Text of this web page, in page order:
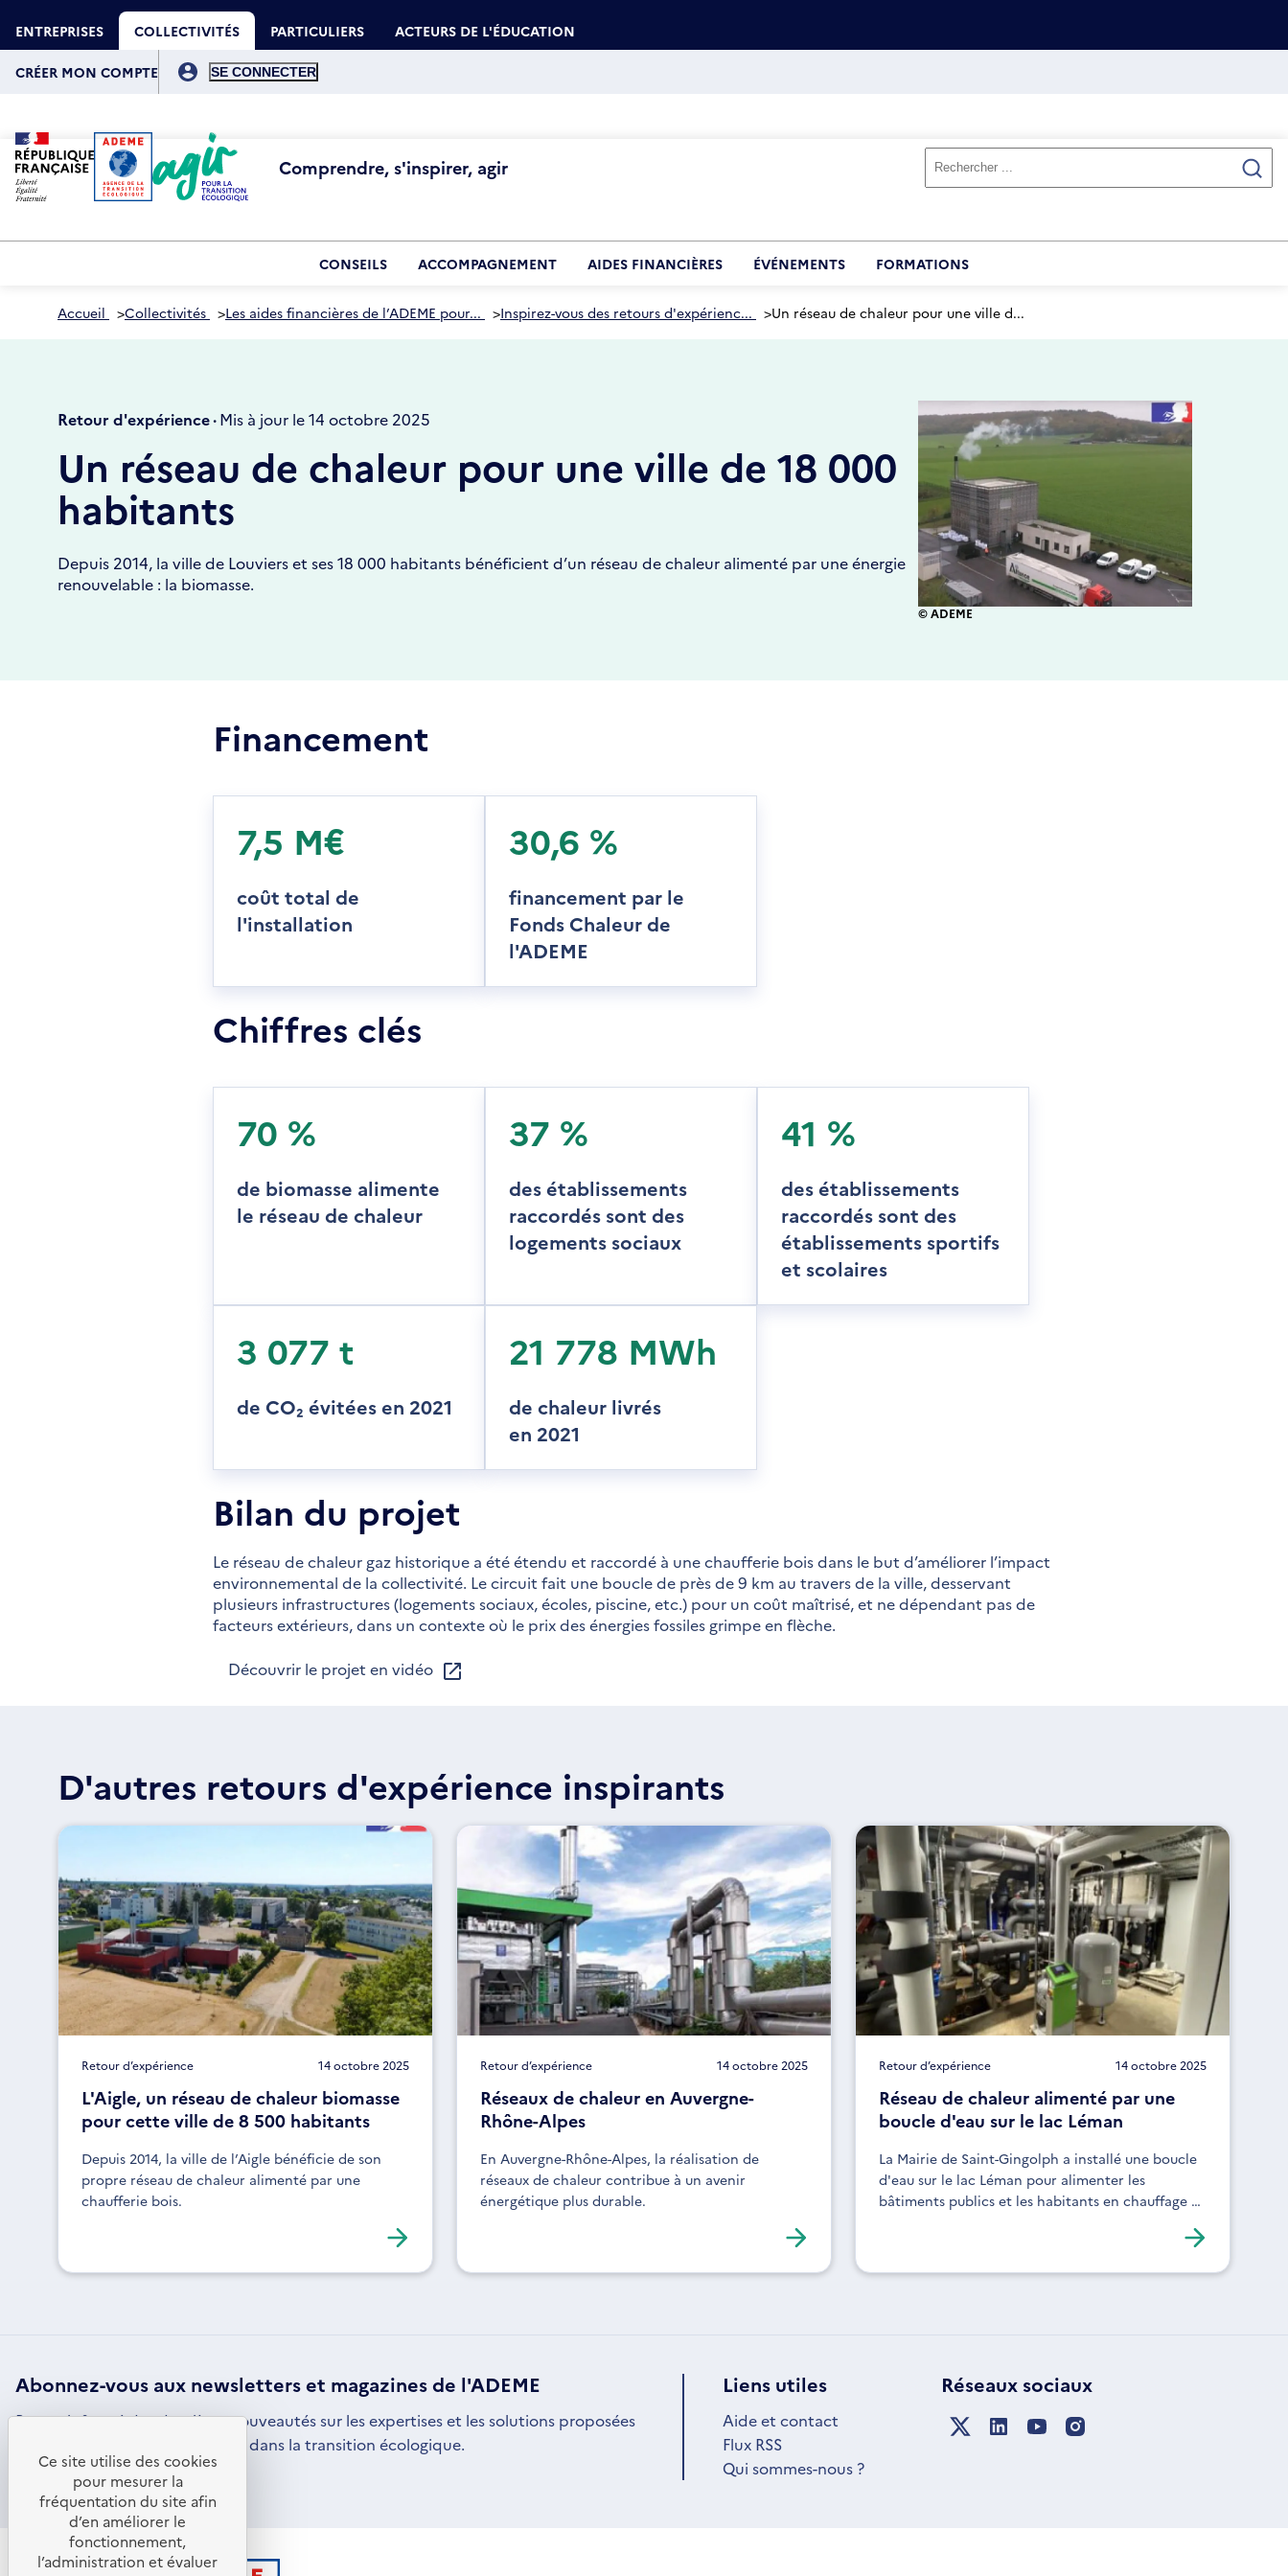
au
contenu
principal
ENTREPRISES COLLECTIVITÉS PARTICULIERS ACTEURS DE L'ÉDUCATION
compte
CRÉER MON COMPTE
Comprendre, s'inspirer, agir
CONSEILS ACCOMPAGNEMENT AIDES FINANCIÈRES ÉVÉNEMENTS FORMATIONS
Accueil >Collectivités >Les aides financières de l’ADEME pour... >Inspirez-vous des retours d'expérienc... >Un réseau de chaleur pour une ville d...
Retour d'expérience ·Mis à jour le 14 octobre 2025
Un réseau de chaleur pour une ville de 18 000
habitants
Depuis 2014, la ville de Louviers et ses 18 000 habitants bénéficient d’un réseau de chaleur alimenté par une énergie
renouvelable : la biomasse.
© ADEME
Financement
7,5 M€
coût total de
l'installation
30,6 %
financement par le
Fonds Chaleur de
l'ADEME
Chiffres clés
70 %
de biomasse alimente
le réseau de chaleur
37 %
des établissements
raccordés sont des
logements sociaux
41 %
des établissements
raccordés sont des
établissements sportifs
et scolaires
3 077 t
de CO₂ évitées en 2021
21 778 MWh
de chaleur livrés
en 2021
Bilan du projet
Le réseau de chaleur gaz historique a été étendu et raccordé à une chaufferie bois dans le but d’améliorer l’impact
environnemental de la collectivité. Le circuit fait une boucle de près de 9 km au travers de la ville, desservant
plusieurs infrastructures (logements sociaux, écoles, piscine, etc.) pour un coût maîtrisé, et ne dépendant pas de
facteurs extérieurs, dans un contexte où le prix des énergies fossiles grimpe en flèche.
Découvrir le projet en vidéo
D'autres retours d'expérience inspirants
Retour d’expérience 14 octobre 2025
L'Aigle, un réseau de chaleur biomasse
pour cette ville de 8 500 habitants
Depuis 2014, la ville de l’Aigle bénéficie de son
propre réseau de chaleur alimenté par une
chaufferie bois.
Retour d’expérience 14 octobre 2025
Réseaux de chaleur en Auvergne-
Rhône-Alpes
En Auvergne-Rhône-Alpes, la réalisation de
réseaux de chaleur contribue à un avenir
énergétique plus durable.
Retour d’expérience 14 octobre 2025
Réseau de chaleur alimenté par une
boucle d'eau sur le lac Léman
La Mairie de Saint-Gingolph a installé une boucle
d'eau sur le lac Léman pour alimenter les
bâtiments publics et les habitants en chauffage et
Abonnez-vous aux newsletterset magazines de l'ADEME
Restez informé des dernières nouveautés sur les expertises et les solutions proposées
par l'ADEME pour vous engager dans la transition écologique.
S'ABONNER
S'OUVRE
DANS
UNE
NOUVELLE
FENÊTRE
Liens utiles
Aide et contact
Flux RSS
Qui sommes-nous ?
Réseaux sociaux
Ce site utilise des cookies
pour mesurer la
fréquentation du site afin
d’en améliorer le
fonctionnement,
l’administration et évaluer